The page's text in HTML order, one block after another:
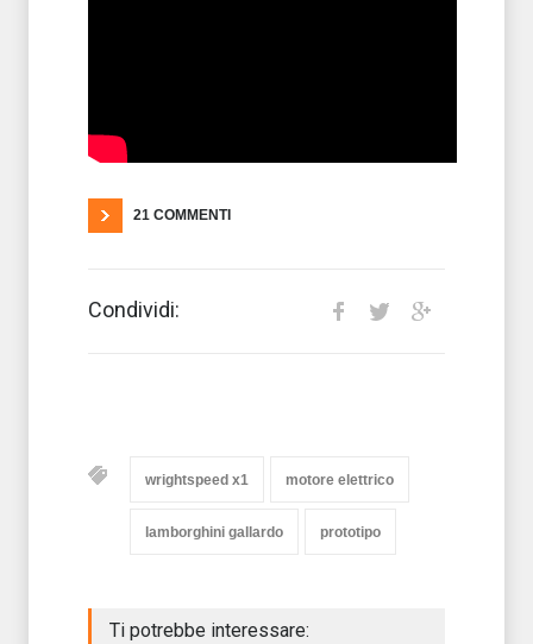
21 COMMENTI
Condividi:
wrightspeed x1 motore elettrico
lamborghini gallardo prototipo
Ti potrebbe interessare: